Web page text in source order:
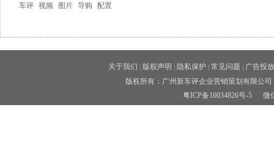
车评 视频 图片 导购 配置
关于我们 版权声明 隐私保护 常见问题
广告投放
版权所有：广州新车评企业营销策划有限公
粤ICP备16034826号-5微信